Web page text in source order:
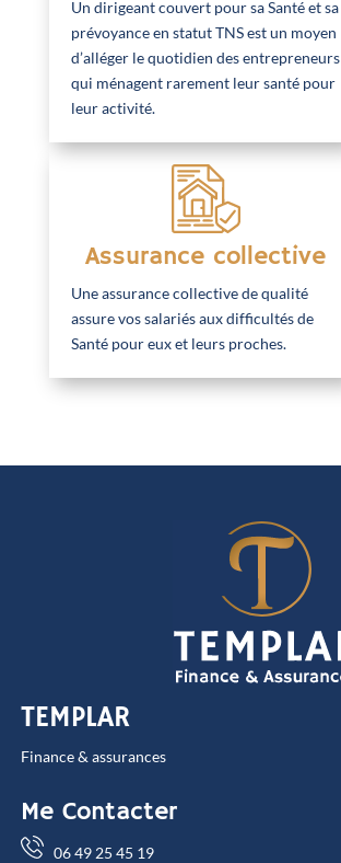
Un dirigeant couvert pour sa Santé et sa
prévoyance en statut TNS est un moyen
d’alléger le quotidien des entrepreneurs
qui ménagent rarement leur santé pour
leur activité.
Assurance collective
Une assurance collective de qualité
assure vos salariés aux difficultés de
Santé pour eux et leurs proches.
TEMPLAR
Finance & assurances
Me Contacter
06 49 25 45 19